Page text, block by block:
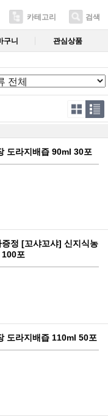
카테고리 검색
구니 관심상품
도라지배즙 90ml 30포
정 [꼬샤꼬샤] 신지식농
포
도라지배즙 110ml 50포